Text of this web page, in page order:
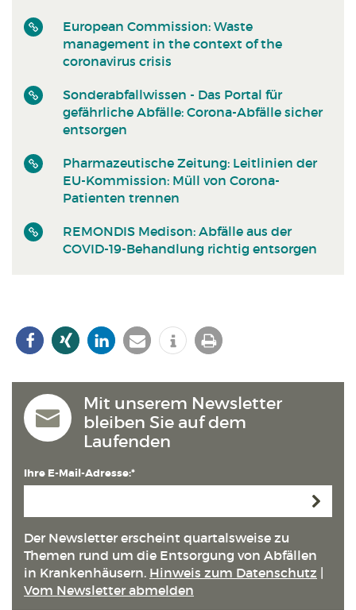
European Commission: Waste
management in the context of the
coronavirus crisis
Sonderabfall­wissen - Das Portal für
gefährliche Abfälle: Corona-Abfälle sicher
entsorgen
Pharmazeutische Zeitung: Leitlinien der
EU-Kommission: Müll von Corona-
Patienten trennen
REMONDIS Medison: Abfälle aus der
COVID-19-Behandlung richtig entsorgen
Mit unserem Newsletter
bleiben Sie auf dem
Laufenden
Ihre E-Mail-Adresse:*
Der Newsletter erscheint quartals­weise zu
Themen rund um die Entsorgung von Abfällen
in Kranken­häusern. Hinweis zum Datenschutz
Vom Newsletter abmelden